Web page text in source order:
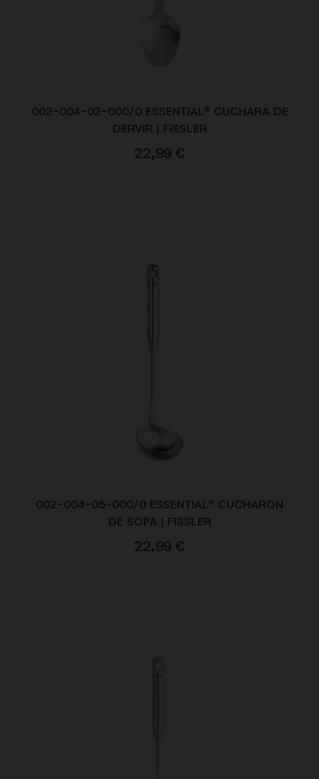
002-004-02-000/0 ESSENTIAL® CUCHARA DE
DERVIR | FISSLER
22,99 €
002-004-05-000/0 ESSENTIAL® CUCHARON
DE SOPA | FISSLER
22,99 €